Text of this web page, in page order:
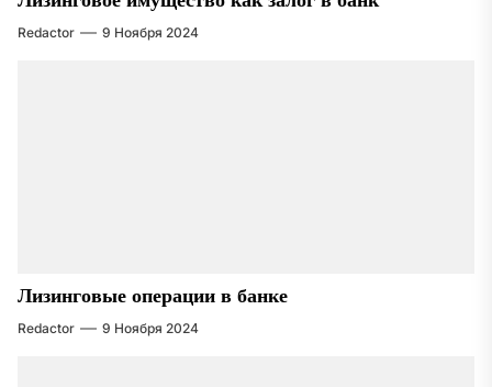
Redactor 9 Ноября 2024
Лизинговые операции в банке
Redactor 9 Ноября 2024